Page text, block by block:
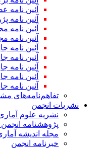
آئین نامه
آئین نامه
آئین نامه
آئین نامه
آئین‌ نامه
آئین نامه
آئین نامه
آئین نامه
آئین نامه
تفاهم‌نامه‌های
نشریات انجمن
نشریه علوم
پژوهشنامه انجمن
مجله اندیشه
خبرنامه انجمن